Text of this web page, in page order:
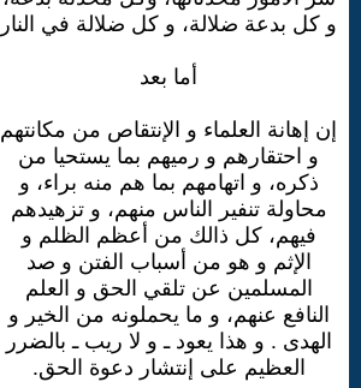
و كل بدعة ضلالة، و كل ضلالة في النار
أما بعد
إن إهانة العلماء و الإنتقاص من مكانتهم
و احتقارهم و رميهم بما يستحيا من
ذكره، و اتهامهم بما هم منه براء، و
محاولة تنفير الناس منهم، و تزهيدهم
فيهم، كل ذالك من أعظم الظلم و
الإثم و هو من أسباب الفتن و صد
المسلمين عن تلقي الحق و العلم
النافع عنهم، و ما يحملونه من الخير و
الهدى . و هذا يعود ـ و لا ريب ـ بالضرر
العظيم على إنتشار دعوة الحق.